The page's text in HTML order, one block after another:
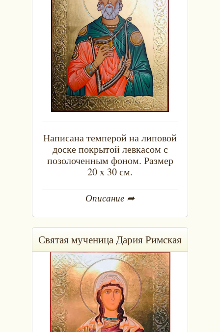
Написана темперой на липовой
доске покрытой левкасом с
позолоченным фоном. Размер
20 x 30 см.
Описание ➦
Святая мученица Дария Римская